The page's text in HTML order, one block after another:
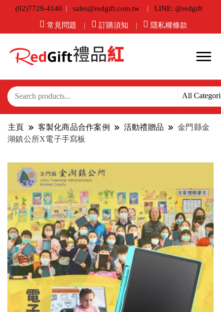
(02)7729-4140 sales@redgift.com.tw LINE: @redgift
常見問題 訂購須知 隱私權條款
主頁 客製化商品合作案例 活動禮贈品
金門縣金
湖鎮公所X電子手寫板